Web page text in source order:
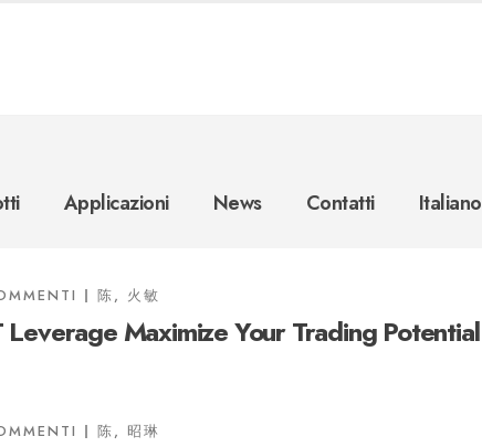
Applicazioni News Contatti Italiano
陈, 火敏
Maximize Your Trading Potential
陈, 昭琳